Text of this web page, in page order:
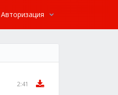
Авторизация
2:41